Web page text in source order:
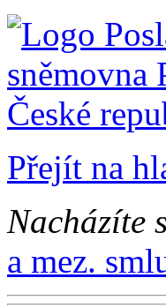
Přejít na
Nacházíte
a mez.